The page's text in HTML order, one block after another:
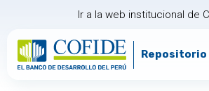
Ir a la web institucional de
Repositorio